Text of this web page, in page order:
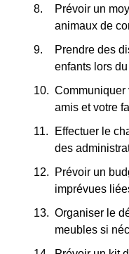
Prévoir un
animaux de
Prendre des
enfants lors
Communiquer
amis et votre
Effectuer le
des
Prévoir un
imprévues
Organiser le
meubles si